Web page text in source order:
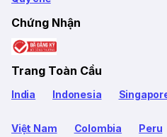
Chứng Nhận
Trang Toàn Cầu
India Indonesia
Việt Nam Colombia Peru